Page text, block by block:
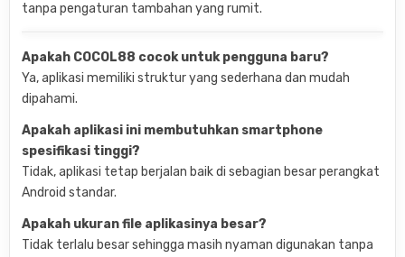
tanpa pengaturan tambahan yang rumit.
Apakah COCOL88 cocok untuk pengguna baru?
Ya, aplikasi memiliki struktur yang sederhana dan mudah
dipahami.
Apakah aplikasi ini membutuhkan smartphone
spesifikasi tinggi?
Tidak, aplikasi tetap berjalan baik di sebagian besar perangkat
Android standar.
Apakah ukuran file aplikasinya besar?
Tidak terlalu besar sehingga masih nyaman digunakan tanpa